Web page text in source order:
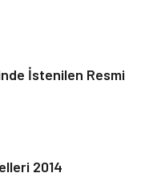
İstenilen Resmi
2014